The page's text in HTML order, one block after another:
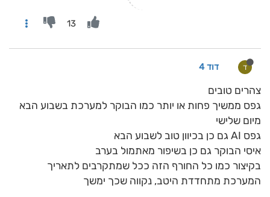
13
ד דוד 4
צהרים טובים
גפס ממשיך פחות או יותר כמו הבוקר למערכת בשבוע הבא
מיום שלישי
גפס AI גם כן בכיוון טוב לשבוע הבא
איסי הבוקר גם כן בשיפור מאתמול בערב
בקיצור כמו כל החורף הזה ככל שמתקרבים לתאריך
המערכת מתחדדת היטב, נקווה שכך ימשך